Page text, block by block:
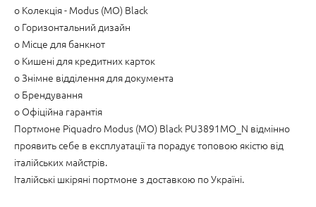
o Колекція - Modus (MO) Black
o Горизонтальний дизайн
o Місце для банкнот
o Кишені для кредитних карток
o Знімне відділення для документа
o Брендування
o Офіційна гарантія
Портмоне Piquadro Modus (MO) Black PU3891MO_N відмінно
проявить себе в експлуатації та порадує топовою якістю від
італійських майстрів.
Італійські шкіряні портмоне з доставкою по Україні.